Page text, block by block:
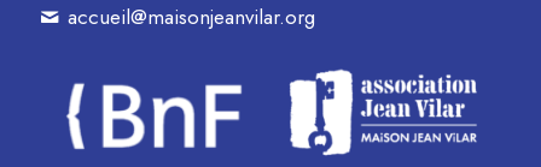
accueil@maisonjeanvilar.org